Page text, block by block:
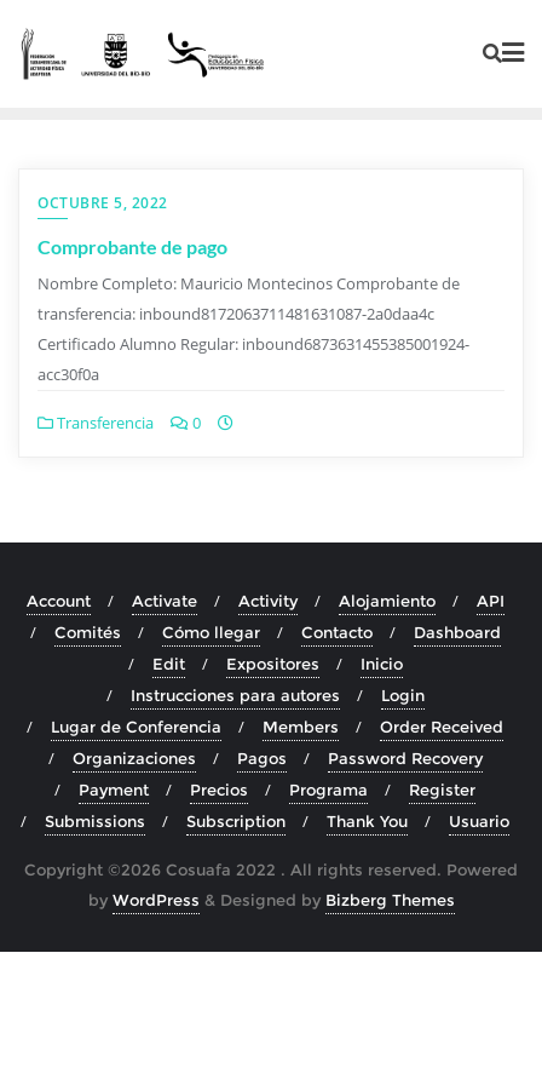
OCTUBRE 5, 2022
Comprobante de pago
Nombre Completo: Mauricio Montecinos Comprobante de
transferencia: inbound8172063711481631087-2a0daa4c
Certificado Alumno Regular: inbound6873631455385001924-
acc30f0a
Transferencia 0
Account Activate Activity Alojamiento
API
Comités
Cómo llegar Contacto
Dashboard
Edit
Expositores
Inicio
Instrucciones para autores
Login
Lugar de Conferencia
Members
Order Received
Organizaciones
Pagos
Password Recovery
Payment
Precios Programa
Register
Submissions
Subscription Thank You Usuario
Copyright ©2026 Cosuafa 2022 . All rights reserved. Powered
by WordPress & Designed by Bizberg Themes